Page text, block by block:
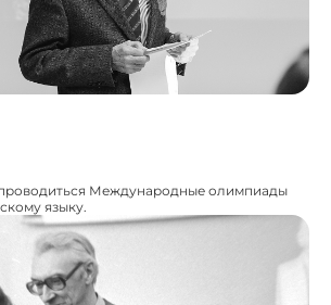
проводиться Международные олимпиады
языку.